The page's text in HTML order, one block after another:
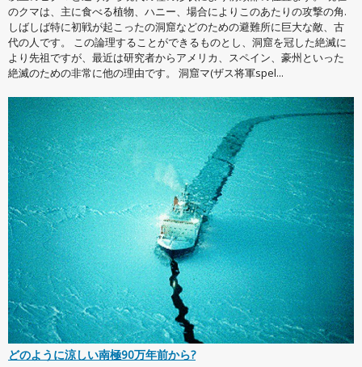
のクマは、主に食べる植物、ハニー、場合によりこのあたりの攻撃の角.
しばしば特に初戦が起こったの洞窟などのための避難所に巨大な敵、古
代の人です。 この論理することができるものとし、洞窟を冠した絶滅に
より先祖ですが、最近は研究者からアメリカ、スペイン、豪州といった
絶滅のための非常に他の理由です。 洞窟マ(ザス将軍spel...
どのように涼しい南極90万年前から?